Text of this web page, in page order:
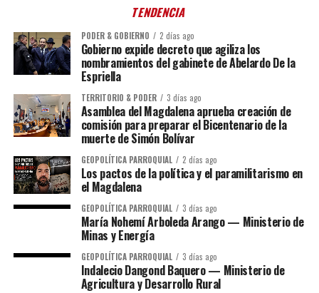
TENDENCIA
PODER & GOBIERNO 2 días ago
Gobierno expide decreto que agiliza los
nombramientos del gabinete de Abelardo De la
Espriella
TERRITORIO & PODER 3 días ago
Asamblea del Magdalena aprueba creación de
comisión para preparar el Bicentenario de la
muerte de Simón Bolívar
GEOPOLÍTICA PARROQUIAL 2 días ago
Los pactos de la política y el paramilitarismo en
el Magdalena
GEOPOLÍTICA PARROQUIAL 3 días ago
María Nohemí Arboleda Arango — Ministerio de
Minas y Energía
GEOPOLÍTICA PARROQUIAL 3 días ago
Indalecio Dangond Baquero — Ministerio de
Agricultura y Desarrollo Rural